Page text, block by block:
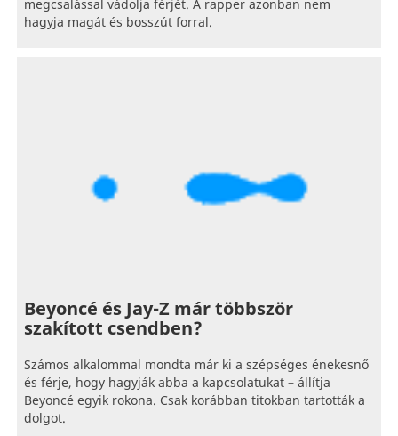
megcsalással vádolja férjét. A rapper azonban nem
hagyja magát és bosszút forral.
Beyoncé és Jay-Z már többször
szakított csendben?
Számos alkalommal mondta már ki a szépséges énekesnő
és férje, hogy hagyják abba a kapcsolatukat – állítja
Beyoncé egyik rokona. Csak korábban titokban tartották a
dolgot.